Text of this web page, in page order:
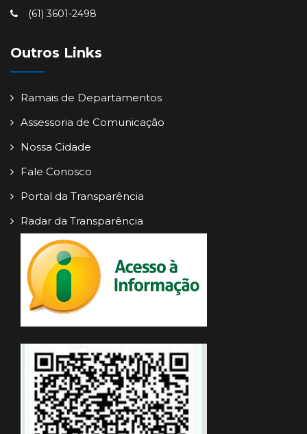
(61) 3601-2498
Outros Links
Ramais de Departamentos
Assessoria de Comunicação
Nossa Cidade
Fale Conosco
Portal da Transparência
Radar da Transparência